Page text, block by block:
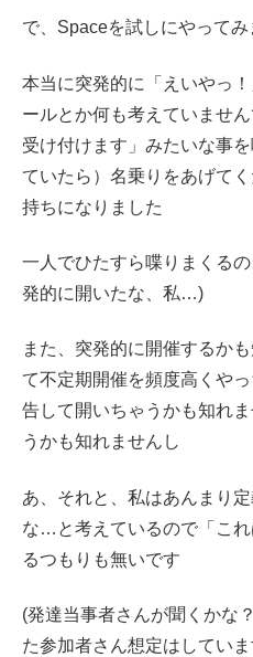
で、Spaceを試しにやってみ
本当に突発的に「えいやっ
ールとか何も考えていませ
受け付けます」みたいな事
ていたら）名乗りをあげて
持ちになりました
一人でひたすら喋りまくる
発的に開いたな、私…)
また、突発的に開催するか
て不定期開催を頻度高くや
告して開いちゃうかも知れ
うかも知れませんし
あ、それと、私はあんまり
な…と考えているので「こ
るつもりも無いです
(発達当事者さんが聞くかな
た参加者さん想定はしてい